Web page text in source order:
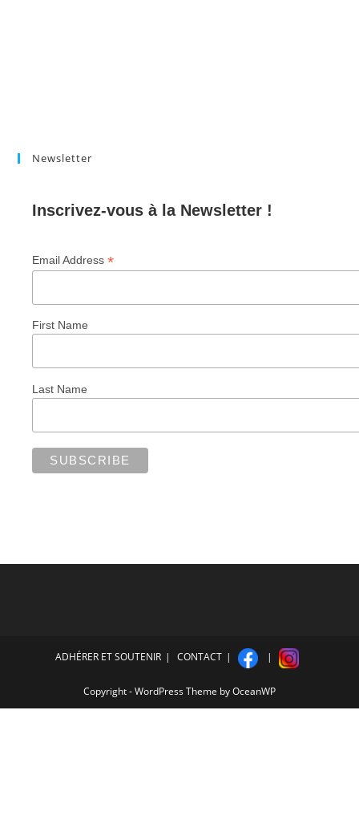
Newsletter
Inscrivez-vous à la Newsletter !
Email Address*
First Name
Last Name
ADHÉRER ET SOUTENIR CONTACT
Copyright - WordPress Theme by OceanWP